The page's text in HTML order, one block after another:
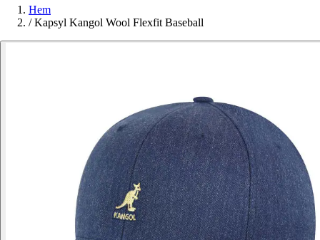
Hem
/ Kapsyl Kangol Wool Flexfit Baseball